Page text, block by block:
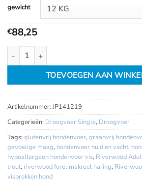
gewicht
€88,25
Riverwood Adult Forel & Makreel met
TOEVOEGEN AAN
Artikelnummer: JP141219
Categorieën: Droogvoer Single, Droogvoer
Tags: glutenvrij hondenvoer, graanvrij
gevoelige maag, hondenvoer huid en vacht,
hypoallergeen hondenvoer vis, Riverwood
trout, riverwood forel makreel haring,
visbrokken hond